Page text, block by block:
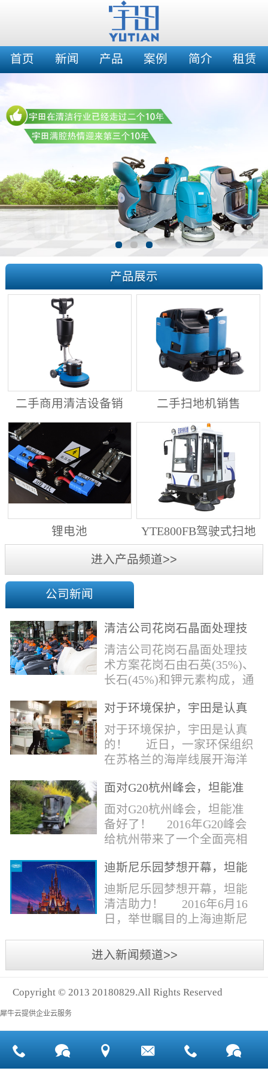
首页 新闻 产品 案例 简介 租赁
产品展示
二手商用清洁设备销
二手扫地机销售
锂电池
YTE800FB驾驶式扫地
进入产品频道>>
公司新闻
清洁公司花岗石晶面处理技
术方案
清洁公司花岗石晶面处理技
术方案花岗石由石英(35%)、
长石(45%)和钾元素构成，通
含有极少量的方解石，表面
能看出具有矿物颗粒的结晶
体，硬度比大理石硬，硬度
在6.5左右。维护比大理石容
染，花岗石的种类根据石英,
同。清洁公司花岗石晶面处
理技术方案有如下要点：
一、清洁设备、工具石材翻
新机、石材晶面处理机、吸
水吸尘器、吹风机、花岗
石...
对于环境保护，宇田是认真
的！
对于环境保护，宇田是认真
的！ 近日，一家环保组织
在苏格兰的海岸线展开海洋
洋塑料垃圾对英国海洋生物
所带来的影响。他们发现至
少有30个海滩存在塑料污染
的情况。 该组织发动当地
动中，希望以此提高公众对
理想中，大海...
面对G20杭州峰会，坦能准
备好了！
面对G20杭州峰会，坦能准
备好了！ 2016年G20峰会
给杭州带来了一个全面亮相
球国际组织和世界人民检阅
的一次大考。多国元首齐聚
杭州，在欣赏美丽西湖景色
的同事，第一印象就是杭州
览城是本次峰会举办的核心
区域，主要囊括了奥体中
心、国际博览中心、超高层
双塔酒店和地铁上盖物业，
迪斯尼乐园梦想开幕，坦能
清洁助力！
迪斯尼乐园梦想开幕，坦能
清洁助力！ 2016年6月16
日，举世瞩目的上海迪斯尼
奇想花园、探险岛、宝藏
湾、明日世界和梦幻世界，
开神秘面纱。根据迪斯尼官
球接待人数最多的迪斯尼乐
园！ 位于浦东新区川...
进入新闻频道>>
Copyright © 2013 20180829.All Rights Reserved
犀牛云提供企业云服务